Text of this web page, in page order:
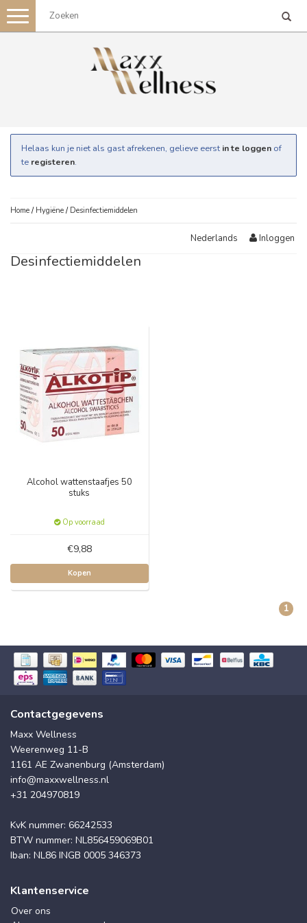
Toggle
navigation
Helaas kun je niet als gast afrekenen, gelieve eerst in te loggen of
te registeren.
Home / Hygiëne / Desinfectiemiddelen
Nederlands Inloggen
Desinfectiemiddelen
Alcohol wattenstaafjes 50
stuks
Op voorraad
€9,88
Kopen
1
Contactgegevens
Maxx Wellness
Weerenweg 11-B
1161 AE Zwanenburg (Amsterdam)
info@maxxwellness.nl
+31 204970819
KvK nummer: 66242533
BTW nummer: NL856459069B01
Iban: NL86 INGB 0005 346373
Klantenservice
Over ons